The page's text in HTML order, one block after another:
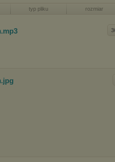
typ pliku rozmiar
.mp3
.jpg